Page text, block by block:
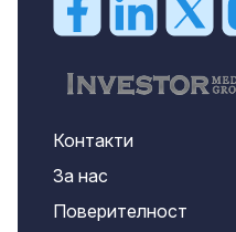
Контакти
За нас
Поверителност